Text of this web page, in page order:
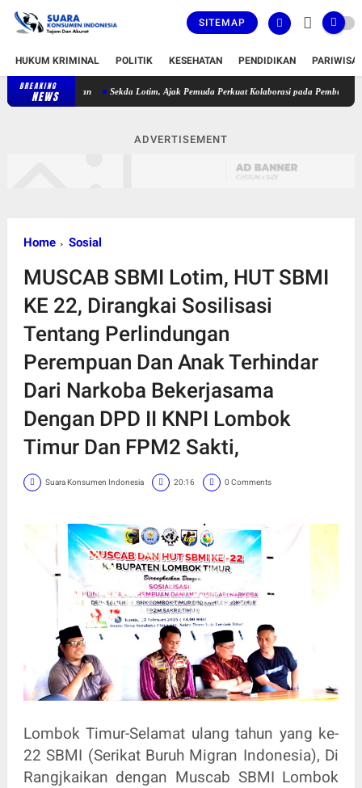
SITEMAP
HUKUM KRIMINAL POLITIK KESEHATAN PENDIDIKAN
BREAKING
NEWS Sekda Lotim, Ajak Pemuda Perkuat Kolaborasi pada Pembukaan
ADVERTISEMENT
Home Sosial
MUSCAB SBMI Lotim, HUT SBMI
KE 22, Dirangkai Sosilisasi
Tentang Perlindungan
Perempuan Dan Anak Terhindar
Dari Narkoba Bekerjasama
Dengan DPD II KNPI Lombok
Timur Dan FPM2 Sakti,
Suara Konsumen Indonesia 20:16 0 Comments
Lombok Timur-Selamat ulang tahun yang ke-
22 SBMI (Serikat Buruh Migran Indonesia), Di
Rangjkaikan dengan Muscab SBMI Lombok